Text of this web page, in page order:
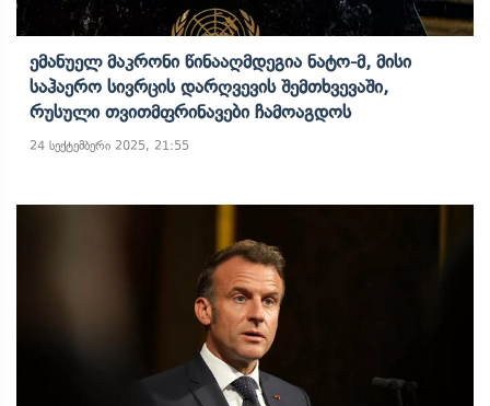
Ემანუელ Მაკრონი Წინააღმდეგია Ნატო-Მ, Მისი
Საჰაერო Სივრცის Დარღვევის Შემთხვევაში,
Რუსული Თვითმფრინავები Ჩამოაგდოს
24 სექტემბერი 2025, 21:55